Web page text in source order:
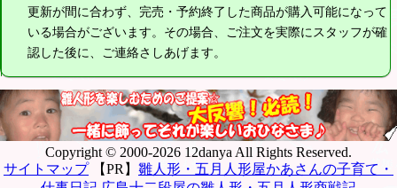
更新が間に合わず、完売・予約終了した商品が購入可能になって
いる場合がございます。その場合、ご注文を実際にスタッフが確
認した後に、ご連絡さしあげます。
Copyright © 2000-2026 12danya All Rights Reserved.
サイトマップ
【PR】 雛人形・五月人形屋かあさんの子育て・